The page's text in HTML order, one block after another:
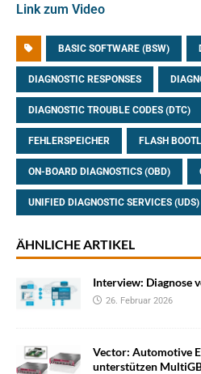
Link zum Video
BASIC SOFTWARE (BSW)
DIAGNOSTIC RESPONSES
DIAGNOSTIC TROUBLE CODES (DTC)
FEHLERSPEICHER FLASH
ON-BOARD DIAGNOSTICS (OBD)
UNIFIED DIAGNOSTIC SERVICES (UDS)
ÄHNLICHE ARTIKEL
Interview: Diagnose
26. Februar 2026
Vector: Automotive
unterstützen